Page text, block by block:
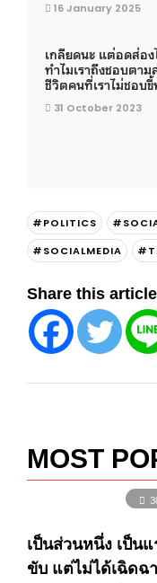
16 January 2025
เกลียดนะ แต่อดส่อง
ทำไมเราถึงชอบตาม
ชีวิตคนที่เราไม่ชอบ
31 October 2023
#POLITICS
#SOCIALMEDIA
Share this article
MOST
เป็นส่วนหนึ่ง เป็นแ
ขับ แต่ไม่ได้เฉิดฉ